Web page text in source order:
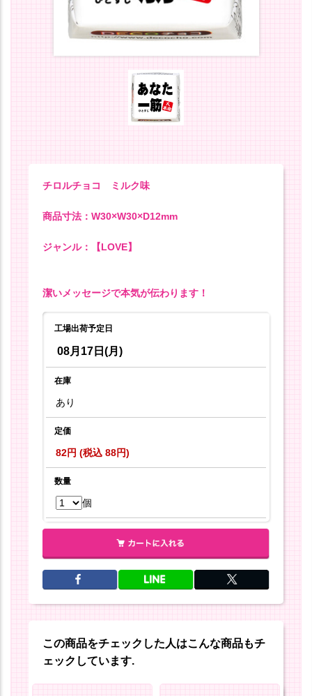
チロルチョコ ミルク味
商品寸法：W30×W30×D12mm
ジャンル：【LOVE】
潔いメッセージで本気が伝わります！
工場出荷予定日
08月17日(月)
在庫
あり
定価
82円 (税込 88円)
数量
個
この商品をチェックした人はこんな商品もチ
ェックしています.